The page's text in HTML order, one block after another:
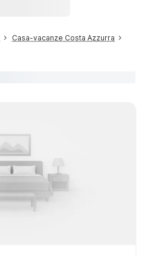
Casa-vacanze Costa Azzurra